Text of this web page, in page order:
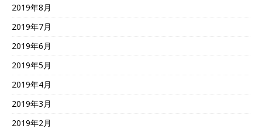
2019年8月
2019年7月
2019年6月
2019年5月
2019年4月
2019年3月
2019年2月